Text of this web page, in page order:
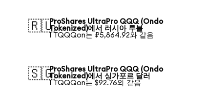
🇷🇺ProShares UltraPro QQQ (Ondo
Tokenized)에서 러시아 루블
1 TQQQon는 ₽5,864.92와 같음
🇸🇬ProShares UltraPro QQQ (Ondo
Tokenized)에서 싱가포르 달러
1 TQQQon는 $92.76와 같음